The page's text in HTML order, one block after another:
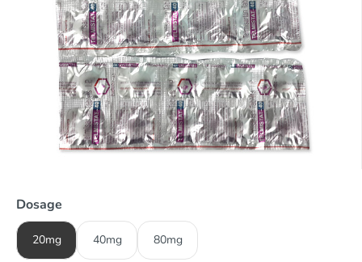
Dosage
20mg 40mg 80mg